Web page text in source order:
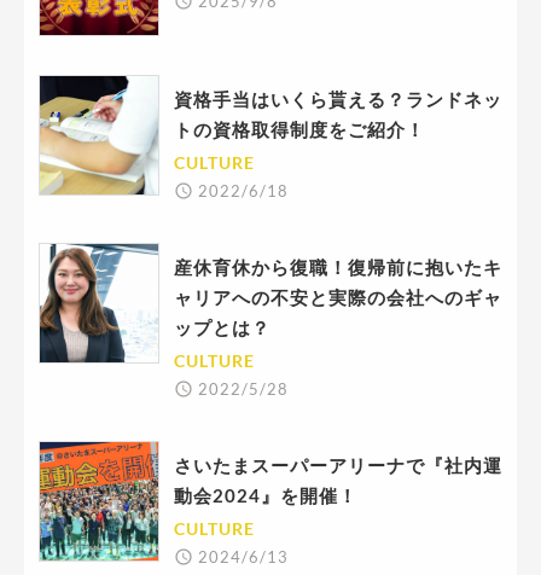
資格手当はいくら貰える？ランドネッ
トの資格取得制度をご紹介！
CULTURE
2022/6/18
産休育休から復職！復帰前に抱いたキ
ャリアへの不安と実際の会社へのギャ
ップとは？
CULTURE
2022/5/28
さいたまスーパーアリーナで『社内運
動会2024』を開催！
CULTURE
2024/6/13